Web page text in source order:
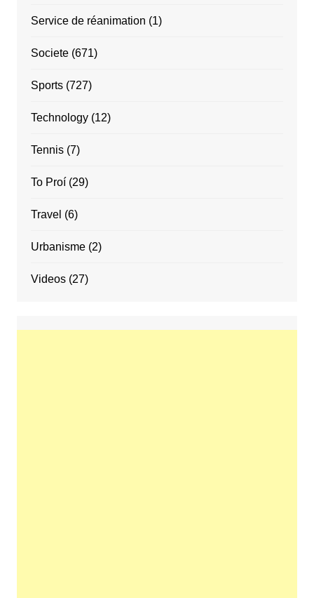
Service de réanimation (1)
Societe(671)
Sports(727)
Technology(12)
Tennis(7)
To Proí(29)
Travel (6)
Urbanisme(2)
Videos(27)